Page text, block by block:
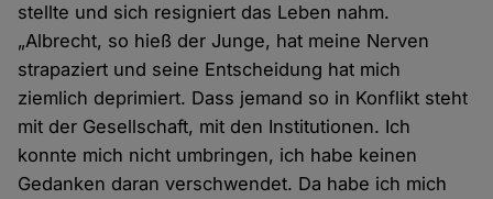
stellte und sich resigniert das Leben nahm.
„Albrecht, so hieß der Junge, hat meine Nerven
strapaziert und seine Entscheidung hat mich
ziemlich deprimiert. Dass jemand so in Konflikt steht
mit der Gesellschaft, mit den Institutionen. Ich
konnte mich nicht umbringen, ich habe keinen
Gedanken daran verschwendet. Da habe ich mich